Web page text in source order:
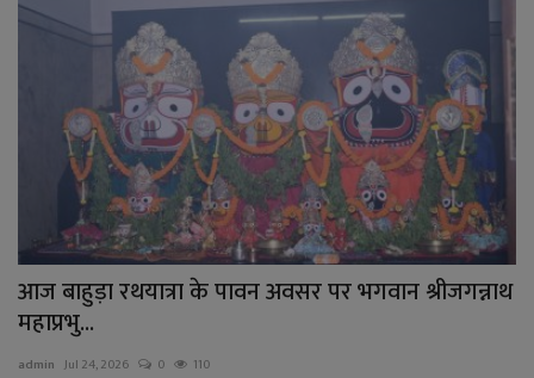
आज बाहुड़ा रथयात्रा के पावन अवसर पर भगवान श्रीजगन्नाथ
महाप्रभु...
admin Jul 24, 2026 0 110